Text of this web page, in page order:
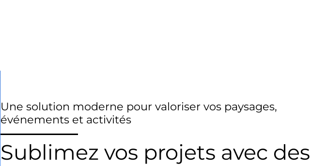
Une solution moderne pour valoriser vos paysages,
événements et activités
Sublimez vos projets avec des